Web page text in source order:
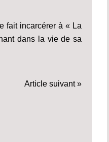
fait incarcérer à « La
dans la vie de sa
Article suivant »